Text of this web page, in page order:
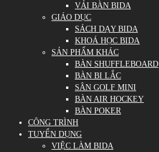
VẢI BÀN BIDA
GIÁO DỤC
SÁCH DẠY BIDA
KHOÁ HỌC BIDA
SẢN PHẨM KHÁC
BÀN SHUFFLEBOARD
BÀN BI LẮC
SÂN GOLF MINI
BÀN AIR HOCKEY
BÀN POKER
CÔNG TRÌNH
TUYỂN DỤNG
VIỆC LÀM BIDA